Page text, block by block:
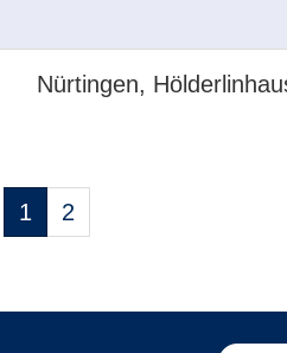
Nürtingen,
Seiten
blättern
1 2